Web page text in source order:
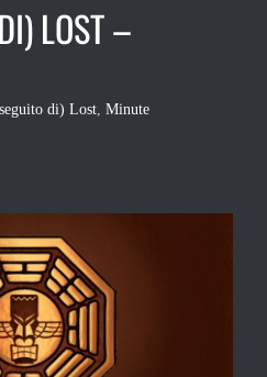
LOST –
di) Lost, Minute